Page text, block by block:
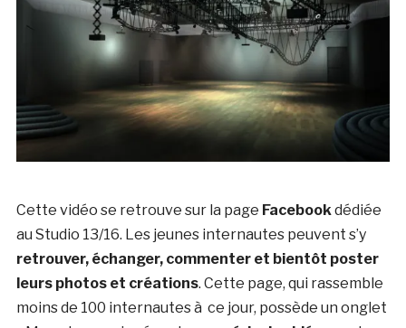
Cette vidéo se retrouve sur la page Facebookdédiée
au Studio 13/16. Les jeunes internautes peuvent s’y
retrouver, échanger, commenter et bientôt poster
leurs photos et créations. Cette page, qui rassemble
moins de 100 internautes à ce jour, possède un onglet